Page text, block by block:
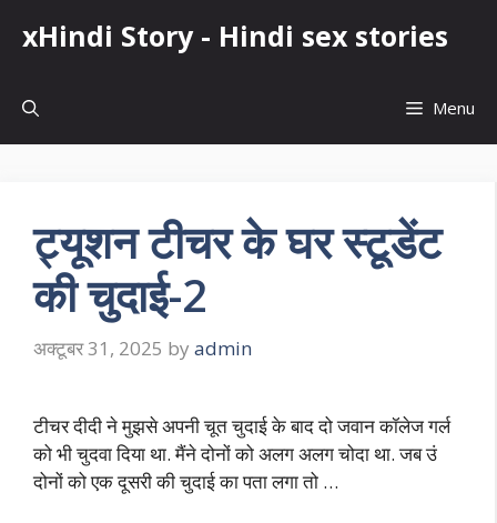
xHindi Story - Hindi sex stories
Menu
ट्यूशन टीचर के घर स्टूडेंट
की चुदाई-2
अक्टूबर 31, 2025 by admin
टीचर दीदी ने मुझसे अपनी चूत चुदाई के बाद दो जवान कॉलेज गर्ल
को भी चुदवा दिया था. मैंने दोनों को अलग अलग चोदा था. जब उं
दोनों को एक दूसरी की चुदाई का पता लगा तो …